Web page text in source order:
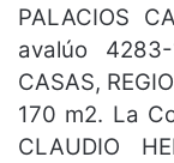
PALACIOS
avalúo
CASAS,
170 m2. La
CLAUDIO